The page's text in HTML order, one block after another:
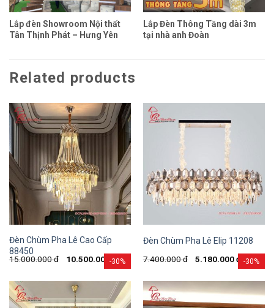
Lắp đèn Showroom Nội thất
Tân Thịnh Phát – Hưng Yên
Lắp Đèn Thông Tầng dài 3m
tại nhà anh Đoàn
Related products
-30%
Đèn Chùm Pha Lê Cao Cấp
88450
15.000.000đ 10.500.000 đ -30%
Đèn Chùm Pha Lê Elip 11208
7.400.000đ 5.180.000đ